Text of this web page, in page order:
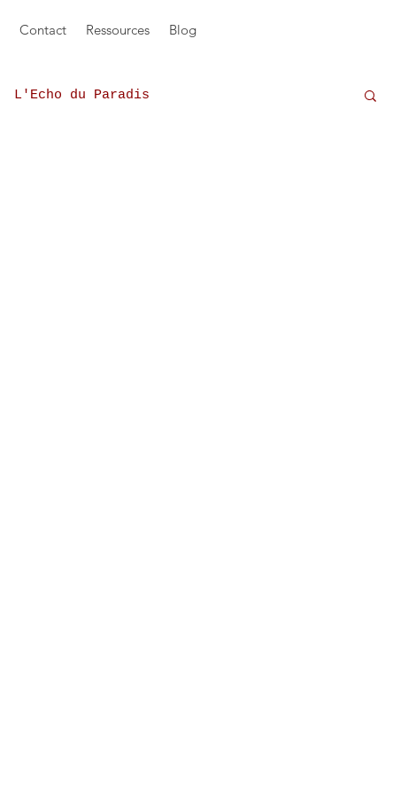
Contact Ressources Blog
L'Echo du Paradis